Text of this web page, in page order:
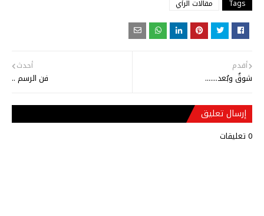
Tags مقالات الرأي
أحدث
فن الرسم ..
أقدم
شوقٌ وبُعد.......
إرسال تعليق
0 تعليقات